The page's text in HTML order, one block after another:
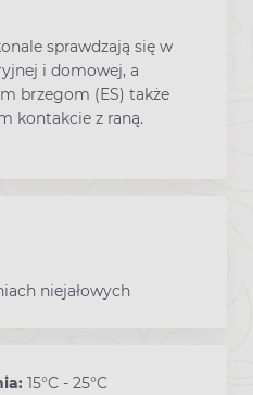
sprawdzają się w
i domowej, a
brzegom (ES) także
kontakcie z raną.
niejałowych
15°C - 25°C